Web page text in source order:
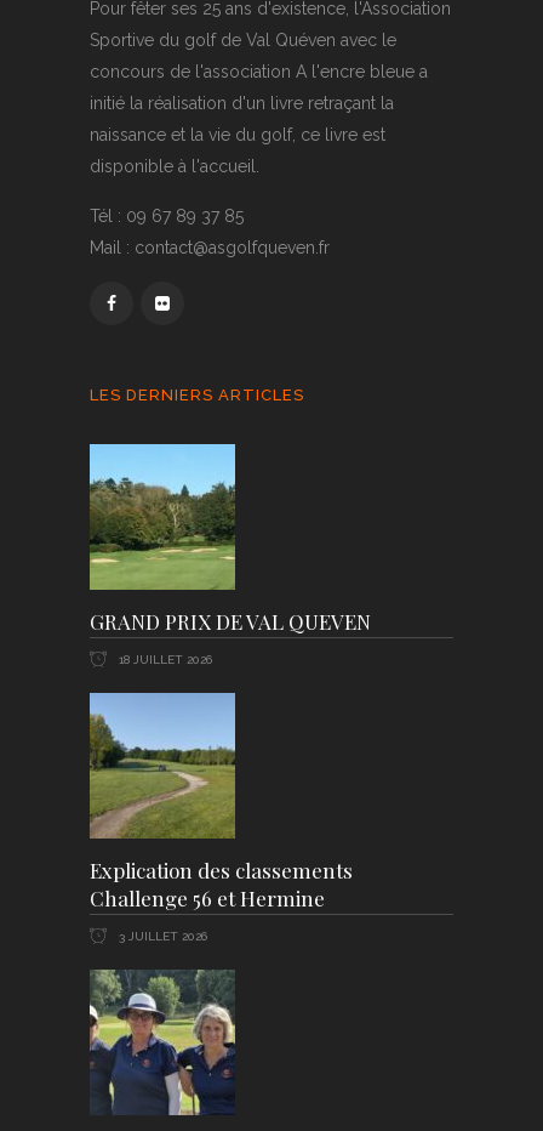
Pour fêter ses 25 ans d'existence, l'Association
Sportive du golf de Val Quéven avec le
concours de l'association A l'encre bleue a
initié la réalisation d'un livre retraçant la
naissance et la vie du golf, ce livre est
disponible à l'accueil.
Tél : 09 67 89 37 85
Mail : contact@asgolfqueven.fr
LES DERNIERS ARTICLES
GRAND PRIX DE VAL QUEVEN
18 JUILLET 2026
Explication des classements
Challenge 56 et Hermine
3 JUILLET 2026